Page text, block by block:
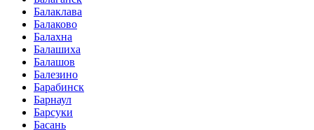
Балаклава
Балаково
Балахна
Балашиха
Балашов
Балезино
Барабинск
Барнаул
Барсуки
Басань